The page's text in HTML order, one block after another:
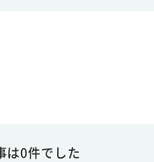
は0件でした